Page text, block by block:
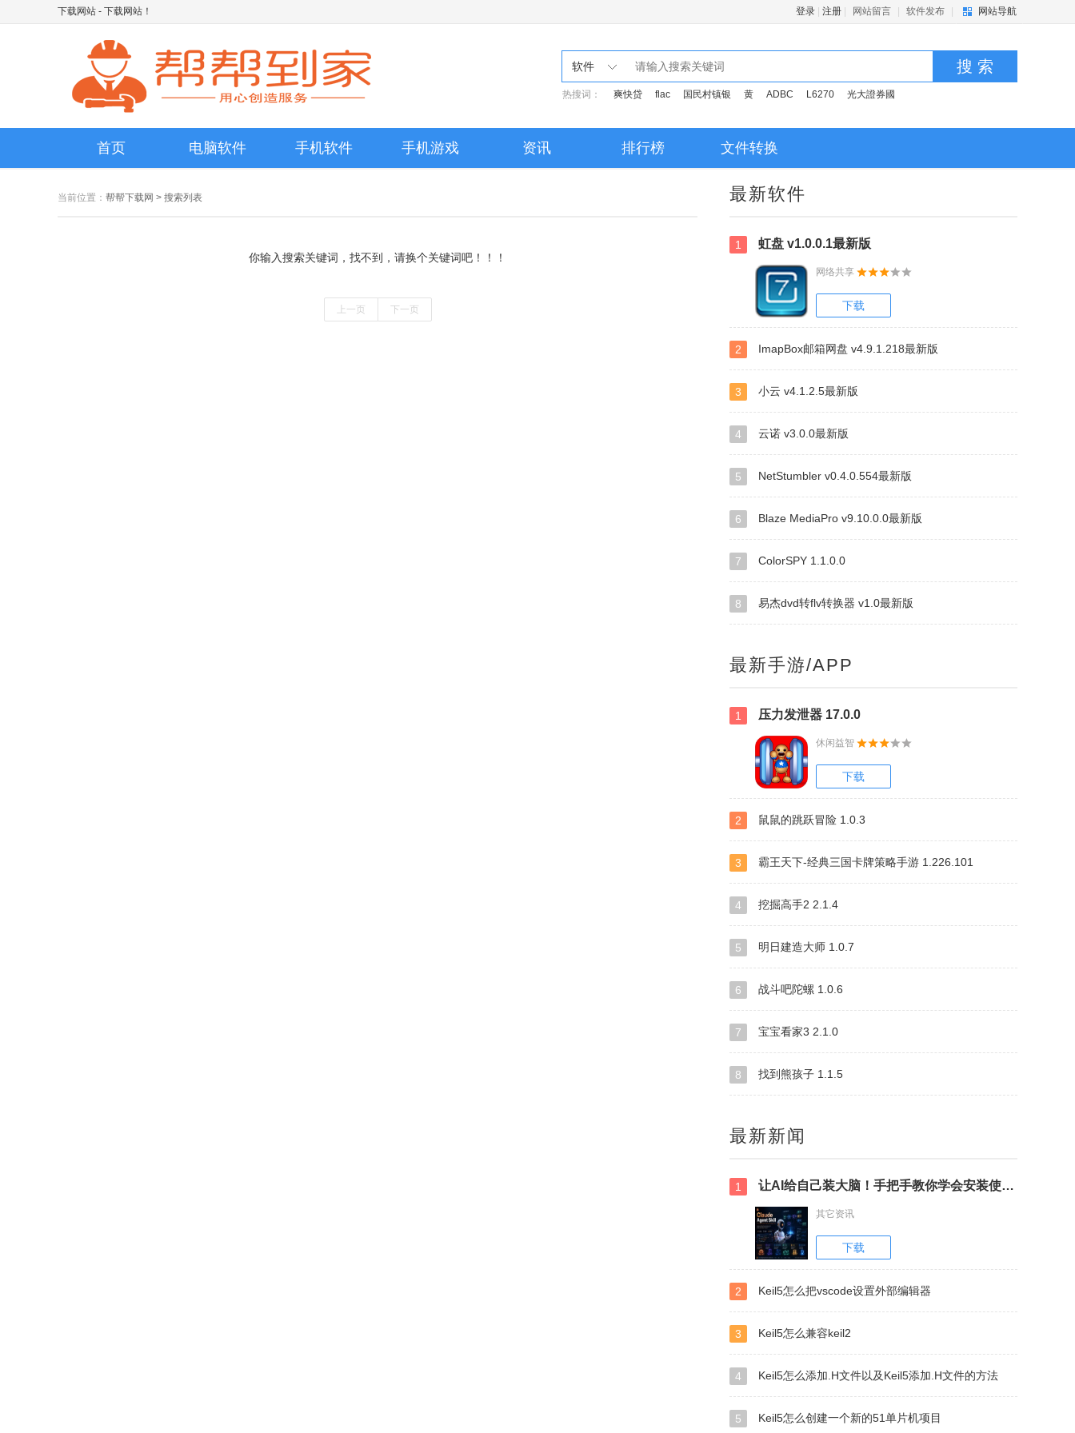
下载网站 - 下载网站！ 登录 注册 网站留言 软件发布 网站导航
软件 搜 索
热搜词： 爽快贷 flac 国民村镇银 黄 ADBC L6270 光大證券國
首页 电脑软件 手机软件 手机游戏 资讯 排行榜 文件转换
当前位置： 帮帮下载网 > 搜索列表
你输入搜索关键词，找不到，请换个关键词吧！！！
上一页 下一页
最新软件
1 虹盘 v1.0.0.1最新版
网络共享
下载
2 ImapBox邮箱网盘 v4.9.1.218最新版
3 小云 v4.1.2.5最新版
4 云诺 v3.0.0最新版
5 NetStumbler v0.4.0.554最新版
6 Blaze MediaPro v9.10.0.0最新版
7 ColorSPY 1.1.0.0
8 易杰dvd转flv转换器 v1.0最新版
最新手游/APP
1 压力发泄器 17.0.0
休闲益智
下载
2 鼠鼠的跳跃冒险 1.0.3
3 霸王天下-经典三国卡牌策略手游 1.226.101
4 挖掘高手2 2.1.4
5 明日建造大师 1.0.7
6 战斗吧陀螺 1.0.6
7 宝宝看家3 2.1.0
8 找到熊孩子 1.1.5
最新新闻
1 让AI给自己装大脑！手把手教你学会安装使用Agent Skill
其它资讯
下载
2 Keil5怎么把vscode设置外部编辑器
3 Keil5怎么兼容keil2
4 Keil5怎么添加.H文件以及Keil5添加.H文件的方法
5 Keil5怎么创建一个新的51单片机项目